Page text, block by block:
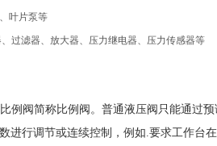
叶片泵等
、过滤器、放大器、压力继电器、压力传感器等
例阀简称比例阀。普通液压阀只能通过
进行调节或连续控制，例如.要求工作台